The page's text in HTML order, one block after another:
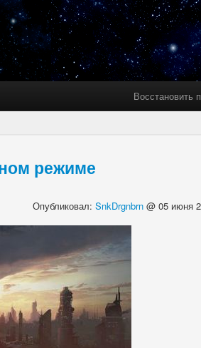
Восстановить
режиме
Опубликовал: SnkDrgnbrn @ 05 июня